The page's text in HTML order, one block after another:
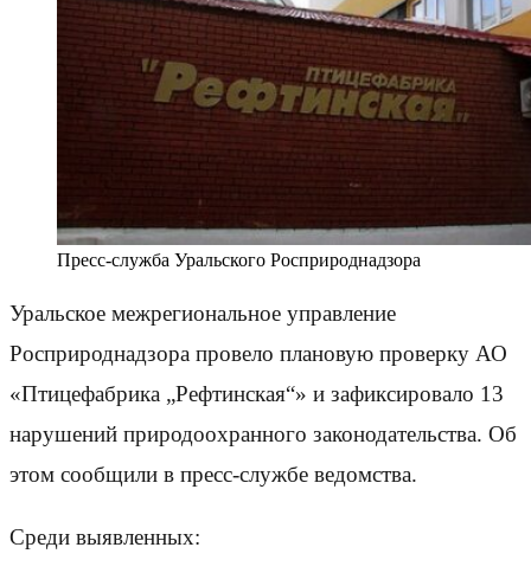
Пресс-служба Уральского Росприроднадзора
Уральское межрегиональное управление
Росприроднадзора провело плановую проверку АО
«Птицефабрика „Рефтинская“» и зафиксировало 13
нарушений природоохранного законодательства. Об
этом сообщили в пресс-службе ведомства.
Среди выявленных: